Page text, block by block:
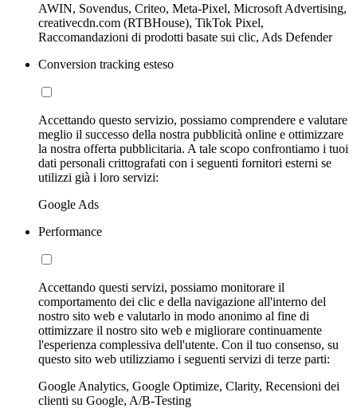
AWIN, Sovendus, Criteo, Meta-Pixel, Microsoft Advertising,
creativecdn.com (RTBHouse), TikTok Pixel,
Raccomandazioni di prodotti basate sui clic, Ads Defender
Conversion tracking esteso
Accettando questo servizio, possiamo comprendere e valutare
meglio il successo della nostra pubblicità online e ottimizzare
la nostra offerta pubblicitaria. A tale scopo confrontiamo i tuoi
dati personali crittografati con i seguenti fornitori esterni se
utilizzi già i loro servizi:
Google Ads
Performance
Accettando questi servizi, possiamo monitorare il
comportamento dei clic e della navigazione all'interno del
nostro sito web e valutarlo in modo anonimo al fine di
ottimizzare il nostro sito web e migliorare continuamente
l'esperienza complessiva dell'utente. Con il tuo consenso, su
questo sito web utilizziamo i seguenti servizi di terze parti:
Google Analytics, Google Optimize, Clarity, Recensioni dei
clienti su Google, A/B-Testing